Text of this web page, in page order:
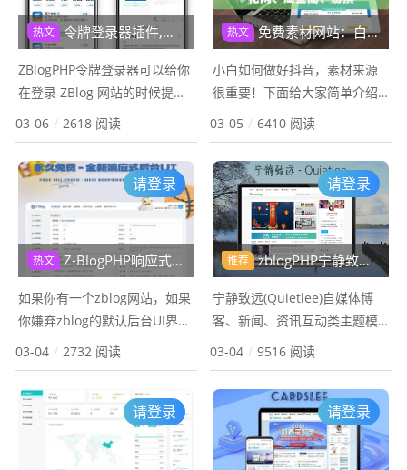
热文 令牌登录器插件,为zblog网站添加Google身份验证器或宁盾令牌
ZBlogPHP令牌登录器可以给你
在登录 ZBlog 网站的时候提供
额外的保护。每次登录时，除
要求用户输入一个手机生成的
动态密码，...
03-06 / 2618 阅读
热文 免费素材网站：白嫖者联盟、梅花网、淘金阁、易撰
小白如何做好抖音，素材来源
很重要！下面给大家简单介绍
四个抖音大佬都不可能告诉你
联盟、梅花网、淘金阁、易
撰！01梅花网只需要你输入一
个关键词就可以自动生...
03-05 / 6410 阅读
热文 Z-BlogPHP响应式后台UI插件-永久免费
请登录
如果你有一个zblog网站，如果
你嫌弃zblog的默认后台UI界面
丑陋，那么它来了：Z-BlogPHP
全新响应式后台UI美化插件，
永久免费，PC端+手机端。李海
博客也在用，你值...
03-04 / 2732 阅读
推荐 zblogPHP宁静致远(Quietlee)自媒体博客主题模板
请登录
宁静致远(Quietlee)自媒体博
客、新闻、资讯互动类主题模
板及强大的SEO优化效果，此
款主题源自《小灯泡设计》，
移植TY程序的Spimes主题，致
敬原作者，这是一款非常ni...
03-04 / 9516 阅读
请登录 请登录